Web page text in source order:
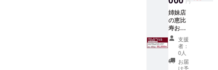
掲載が
可能で
す。
掲載期
間：
2023年
6月1
日〜
にてお
届けい
たしま
す。ご
予約時
に購入
時の情
約券に
国産ラ
ム焼肉
コース
（最大4
名様
分）が
含まれ
ており
姉妹店
の恵比
寿おう
し座の
４名個
室の予
約券で
す。 有
支援
者：
0人
お届
け予